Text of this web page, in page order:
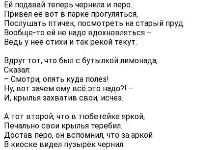
Ей подавай теперь чернила и перо.
Привёл её вот в парке прогуляться,
Послушать птичек, посмотреть на старый пруд.
Вообще-то ей не надо вдохновляться –
Ведь у неё стихи и так рекой текут.
Вдруг тот, что был с бутылкой лимонада,
Сказал:
– Смотри, опять куда полез!
Ну, вот зачем ему всё это надо?! –
И, крылья захватив свои, исчез.
А тот второй, что в тюбетейке яркой,
Печально свои крылья теребил.
Достав перо, он вспомнил, что за аркой
В киоске видел пузырёк чернил.